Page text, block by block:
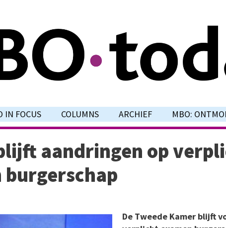
IN FOCUS COLUMNS ARCHIEF MBO:
aandringen op
burgerschap
De Tweede Kamer blijft